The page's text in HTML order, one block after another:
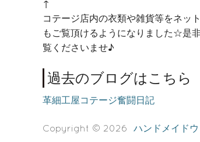
↑
コテージ店内の衣類や雑貨等をネッ
もご覧頂けるようになりました☆是
覧くださいませ♪
過去のブログはこちら
革細工屋コテージ奮闘日記
Copyright © 2026 ハンドメイド